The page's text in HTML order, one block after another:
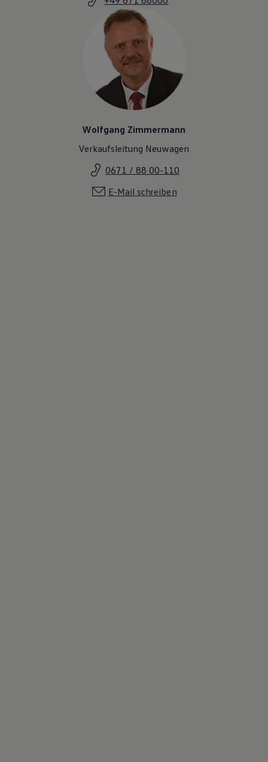
Wolfgang Zimmermann
Verkaufsleitung Neuwagen
0671 / 88 00-110
E-Mail schreiben